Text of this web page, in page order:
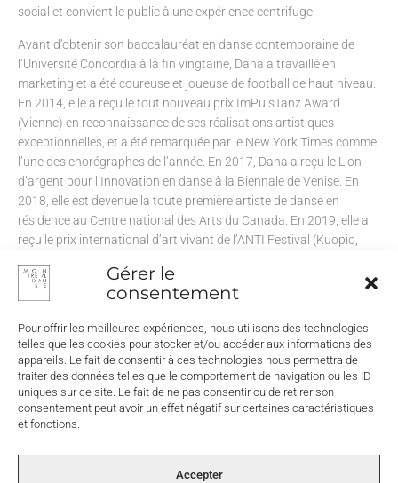
Gérer le
consentement
Pour offrir les meilleures expériences, nous utilisons des technologies
telles que les cookies pour stocker et/ou accéder aux informations des
appareils. Le fait de consentir à ces technologies nous permettra de
traiter des données telles que le comportement de navigation ou les ID
uniques sur ce site. Le fait de ne pas consentir ou de retirer son
consentement peut avoir un effet négatif sur certaines caractéristiques
et fonctions.
Accepter
social et convient le public à une expérience centrifuge.
Avant d’obtenir son baccalauréat en danse contemporaine de
l’Université Concordia à la fin vingtaine, Dana a travaillé en
marketing et a été coureuse et joueuse de football de haut niveau.
En 2014, elle a reçu le tout nouveau prix ImPulsTanz Award
(Vienne) en reconnaissance de ses réalisations artistiques
exceptionnelles, et a été remarquée par le New York Times comme
l’une des chorégraphes de l’année. En 2017, Dana a reçu le Lion
d’argent pour l’Innovation en danse à la Biennale de Venise. En
2018, elle est devenue la toute première artiste de danse en
résidence au Centre national des Arts du Canada. En 2019, elle a
reçu le prix international d’art vivant de l’ANTI Festival (Kuopio,
Prix Jacqueline-Lemieux en reconnaissance de sa contribution à la
danse au Canada.
Établie à Montréal, elle est actuellement en tournée avec quatre
œuvres solos : YELLOW TOWEL, MERCURIAL GEORGE, CUTLASS
SPRING et MIKE.